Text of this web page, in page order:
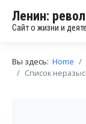
Ленин:
Сайт о жизни и
Вы здесь: Home
Список